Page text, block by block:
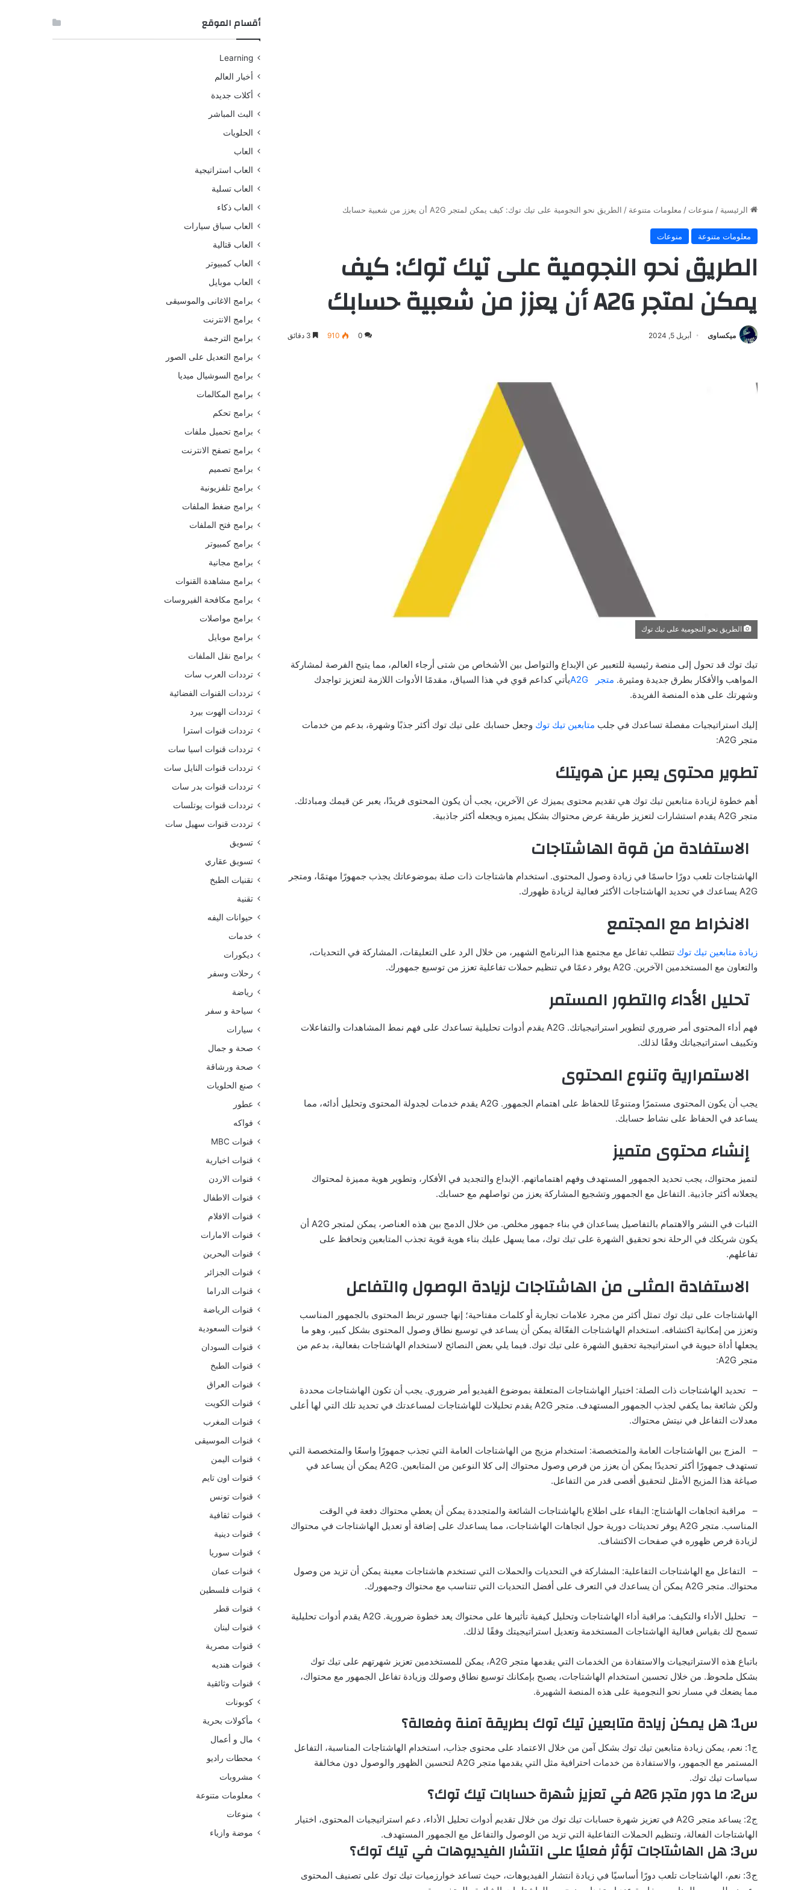
الرئيسية / منوعات / معلومات متنوعة / الطريق نحو النجومية على تيك توك: كيف يمكن لمتجر A2G أن يعزز من شعبية حسابك
معلومات متنوعة منوعات
الطريق نحو النجومية على تيك توك: كيف
يمكن لمتجر A2G أن يعزز من شعبية حسابك
ميكساوى أبريل 5, 2024 0
910
الطريق نحو النجومية على تيك توك
تيك توك قد تحول إلى منصة رئيسية للتعبير عن الإبداع والتواصل بين الأشخاص من شتى أرجاء العالم، مما يتيح الفرصة لمشاركة
المواهب والأفكار بطرق جديدة ومثيرة. متجر A2G
يأتي كداعم قوي في هذا السياق، مقدمًا الأدوات اللازمة لتعزيز تواجدك
وشهرتك على هذه المنصة الفريدة.
إليك استراتيجيات مفصلة تساعدك في جلب متابعين تيك توك وجعل حسابك على تيك توك أكثر جذبًا وشهرة، بدعم من خدمات
متجر A2G:
تطوير محتوى يعبر عن هويتك
أهم خطوة لزيادة متابعين تيك توك هي تقديم محتوى يميزك عن الآخرين، يجب أن يكون المحتوى فريدًا، يعبر عن قيمك ومبادئك.
متجر A2G يقدم استشارات لتعزيز طريقة عرض محتواك بشكل يميزه ويجعله أكثر جاذبية.
الاستفادة من قوة الهاشتاجات
الهاشتاجات تلعب دورًا حاسمًا في زيادة وصول المحتوى. استخدام هاشتاجات ذات صلة بموضوعاتك يجذب جمهورًا مهتمًا، ومتجر
A2G يساعدك في تحديد الهاشتاجات الأكثر فعالية لزيادة ظهورك.
الانخراط مع المجتمع
زيادة متابعين تيك توك تتطلب تفاعل مع مجتمع هذا البرنامج الشهير، من خلال الرد على التعليقات، المشاركة في التحديات،
والتعاون مع المستخدمين الآخرين. A2G يوفر دعمًا في تنظيم حملات تفاعلية تعزز من توسيع جمهورك.
تحليل الأداء والتطور المستمر
فهم أداء المحتوى أمر ضروري لتطوير استراتيجياتك. A2G يقدم أدوات تحليلية تساعدك على فهم نمط المشاهدات والتفاعلات
وتكييف استراتيجياتك وفقًا لذلك.
الاستمرارية وتنوع المحتوى
يجب أن يكون المحتوى مستمرًا ومتنوعًا للحفاظ على اهتمام الجمهور. A2G يقدم خدمات لجدولة المحتوى وتحليل أدائه، مما
يساعد في الحفاظ على نشاط حسابك.
إنشاء محتوى متميز
لتميز محتواك، يجب تحديد الجمهور المستهدف وفهم اهتماماتهم. الإبداع والتجديد في الأفكار، وتطوير هوية مميزة لمحتواك
يجعلانه أكثر جاذبية. التفاعل مع الجمهور وتشجيع المشاركة يعزز من تواصلهم مع حسابك.
الثبات في النشر والاهتمام بالتفاصيل يساعدان في بناء جمهور مخلص. من خلال الدمج بين هذه العناصر، يمكن لمتجر A2G أن
يكون شريكك في الرحلة نحو تحقيق الشهرة على تيك توك، مما يسهل عليك بناء هوية قوية تجذب المتابعين وتحافظ على
تفاعلهم.
الاستفادة المثلى من الهاشتاجات لزيادة الوصول والتفاعل
الهاشتاجات على تيك توك تمثل أكثر من مجرد علامات تجارية أو كلمات مفتاحية؛ إنها جسور تربط المحتوى بالجمهور المناسب
وتعزز من إمكانية اكتشافه. استخدام الهاشتاجات الفعّالة يمكن أن يساعد في توسيع نطاق وصول المحتوى بشكل كبير، وهو ما
يجعلها أداة حيوية في استراتيجية تحقيق الشهرة على تيك توك. فيما يلي بعض النصائح لاستخدام الهاشتاجات بفعالية، بدعم من
متجر A2G:
– تحديد الهاشتاجات ذات الصلة: اختيار الهاشتاجات المتعلقة بموضوع الفيديو أمر ضروري. يجب أن تكون الهاشتاجات محددة
ولكن شائعة بما يكفي لجذب الجمهور المستهدف. متجر A2G يقدم تحليلات للهاشتاجات لمساعدتك في تحديد تلك التي لها أعلى
معدلات التفاعل في نيتش محتواك.
– المزج بين الهاشتاجات العامة والمتخصصة: استخدام مزيج من الهاشتاجات العامة التي تجذب جمهورًا واسعًا والمتخصصة التي
تستهدف جمهورًا أكثر تحديدًا يمكن أن يعزز من فرص وصول محتواك إلى كلا النوعين من المتابعين. A2G يمكن أن يساعد في
صياغة هذا المزيج الأمثل لتحقيق أقصى قدر من التفاعل.
– مراقبة اتجاهات الهاشتاج: البقاء على اطلاع بالهاشتاجات الشائعة والمتجددة يمكن أن يعطي محتواك دفعة في الوقت
المناسب. متجر A2G يوفر تحديثات دورية حول اتجاهات الهاشتاجات، مما يساعدك على إضافة أو تعديل الهاشتاجات في محتواك
لزيادة فرص ظهوره في صفحات الاكتشاف.
– التفاعل مع الهاشتاجات التفاعلية: المشاركة في التحديات والحملات التي تستخدم هاشتاجات معينة يمكن أن تزيد من وصول
محتواك. متجر A2G يمكن أن يساعدك في التعرف على أفضل التحديات التي تتناسب مع محتواك وجمهورك.
– تحليل الأداء والتكيف: مراقبة أداء الهاشتاجات وتحليل كيفية تأثيرها على محتواك يعد خطوة ضرورية. A2G يقدم أدوات تحليلية
تسمح لك بقياس فعالية الهاشتاجات المستخدمة وتعديل استراتيجيتك وفقًا لذلك.
باتباع هذه الاستراتيجيات والاستفادة من الخدمات التي يقدمها متجر A2G، يمكن للمستخدمين تعزيز شهرتهم على تيك توك
بشكل ملحوظ. من خلال تحسين استخدام الهاشتاجات، يصبح بإمكانك توسيع نطاق وصولك وزيادة تفاعل الجمهور مع محتواك،
مما يضعك في مسار نحو النجومية على هذه المنصة الشهيرة.
س1: هل يمكن زيادة متابعين تيك توك بطريقة آمنة وفعالة؟
ج1: نعم، يمكن زيادة متابعين تيك توك بشكل آمن من خلال الاعتماد على محتوى جذاب، استخدام الهاشتاجات المناسبة، التفاعل
المستمر مع الجمهور، والاستفادة من خدمات احترافية مثل التي يقدمها متجر A2G لتحسين الظهور والوصول دون مخالفة
سياسات تيك توك.
س2: ما دور متجر A2G في تعزيز شهرة حسابات تيك توك؟
ج2: يساعد متجر A2G في تعزيز شهرة حسابات تيك توك من خلال تقديم أدوات تحليل الأداء، دعم استراتيجيات المحتوى، اختيار
الهاشتاجات الفعالة، وتنظيم الحملات التفاعلية التي تزيد من الوصول والتفاعل مع الجمهور المستهدف.
س3: هل الهاشتاجات تؤثر فعليًا على انتشار الفيديوهات في تيك توك؟
ج3: نعم، الهاشتاجات تلعب دورًا أساسيًا في زيادة انتشار الفيديوهات، حيث تساعد خوارزميات تيك توك على تصنيف المحتوى
أقسام الموقع
Learning
أخبار العالم
أكلات جديدة
البث المباشر
الحلويات
العاب
العاب استراتيجية
العاب تسلية
العاب ذكاء
العاب سباق سيارات
العاب قتالية
العاب كمبيوتر
العاب موبايل
برامج الاغانى والموسيقى
برامج الانترنت
برامج الترجمة
برامج التعديل على الصور
برامج السوشيال ميديا
برامج المكالمات
برامج تحكم
برامج تحميل ملفات
برامج تصفح الانترنت
برامج تصميم
برامج تلفزيونية
برامج ضغط الملفات
برامج فتح الملفات
برامج كمبيوتر
برامج مجانية
برامج مشاهدة القنوات
برامج مكافحة الفيروسات
برامج مواصلات
برامج موبايل
برامج نقل الملفات
ترددات العرب سات
ترددات القنوات الفضائية
ترددات الهوت بيرد
ترددات قنوات استرا
ترددات قنوات اسيا سات
ترددات قنوات النايل سات
ترددات قنوات بدر سات
ترددات قنوات يوتلسات
ترددت قنوات سهيل سات
تسويق
تسويق عقاري
تقنيات الطبخ
تقنية
حيوانات اليفه
خدمات
ديكورات
رحلات وسفر
رياضة
سياحة و سفر
سيارات
صحة و جمال
صحة ورشاقة
صنع الحلويات
عطور
فواكه
قنوات MBC
قنوات اخبارية
قنوات الاردن
قنوات الاطفال
قنوات الافلام
قنوات الامارات
قنوات البحرين
قنوات الجزائر
قنوات الدراما
قنوات الرياضة
قنوات السعودية
قنوات السودان
قنوات الطبخ
قنوات العراق
قنوات الكويت
قنوات المغرب
قنوات الموسيقى
قنوات اليمن
قنوات اون تايم
قنوات تونس
قنوات ثقافية
قنوات دينية
قنوات سوريا
قنوات عمان
قنوات فلسطين
قنوات قطر
قنوات لبنان
قنوات مصرية
قنوات هنديه
قنوات وثائقية
كوبونات
مأكولات بحرية
مال و أعمال
محطات راديو
مشروبات
معلومات متنوعة
منوعات
موضة وازياء